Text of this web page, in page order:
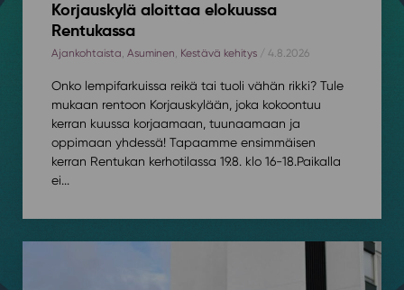
Korjauskylä aloittaa elokuussa
Rentukassa
Ajankohtaista, Asuminen, Kestävä kehitys/ 4.8.2026
Onko lempifarkuissa reikä tai tuoli vähän rikki? Tule
mukaan rentoon Korjauskylään, joka kokoontuu
kerran kuussa korjaamaan, tuunaamaan ja
oppimaan yhdessä! Tapaamme ensimmäisen
kerran Rentukan kerhotilassa 19.8. klo 16-18.⁠⁠Paikalla
ei...